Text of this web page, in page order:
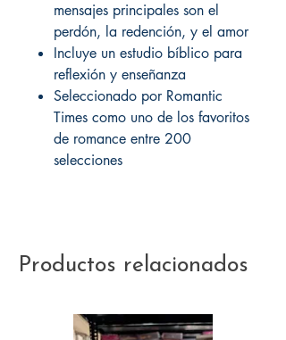
mensajes principales son el
perdón, la redención, y el amor
Incluye un estudio bíblico para
reflexión y enseñanza
Seleccionado por Romantic
Times como uno de los favoritos
de romance entre 200
selecciones
Productos relacionados